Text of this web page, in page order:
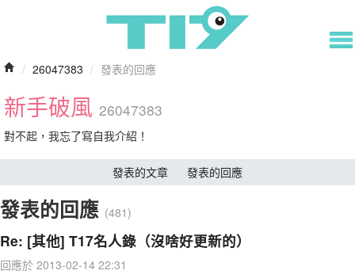
/ 26047383 / 發表的回應
新手破風 26047383
對不起，我忘了寫自我介紹！
發表的文章 發表的回應
發表的回應 (481)
Re: [其他] T17名人錄（沒啥好更新的）
回應於 2013-02-14 22:31